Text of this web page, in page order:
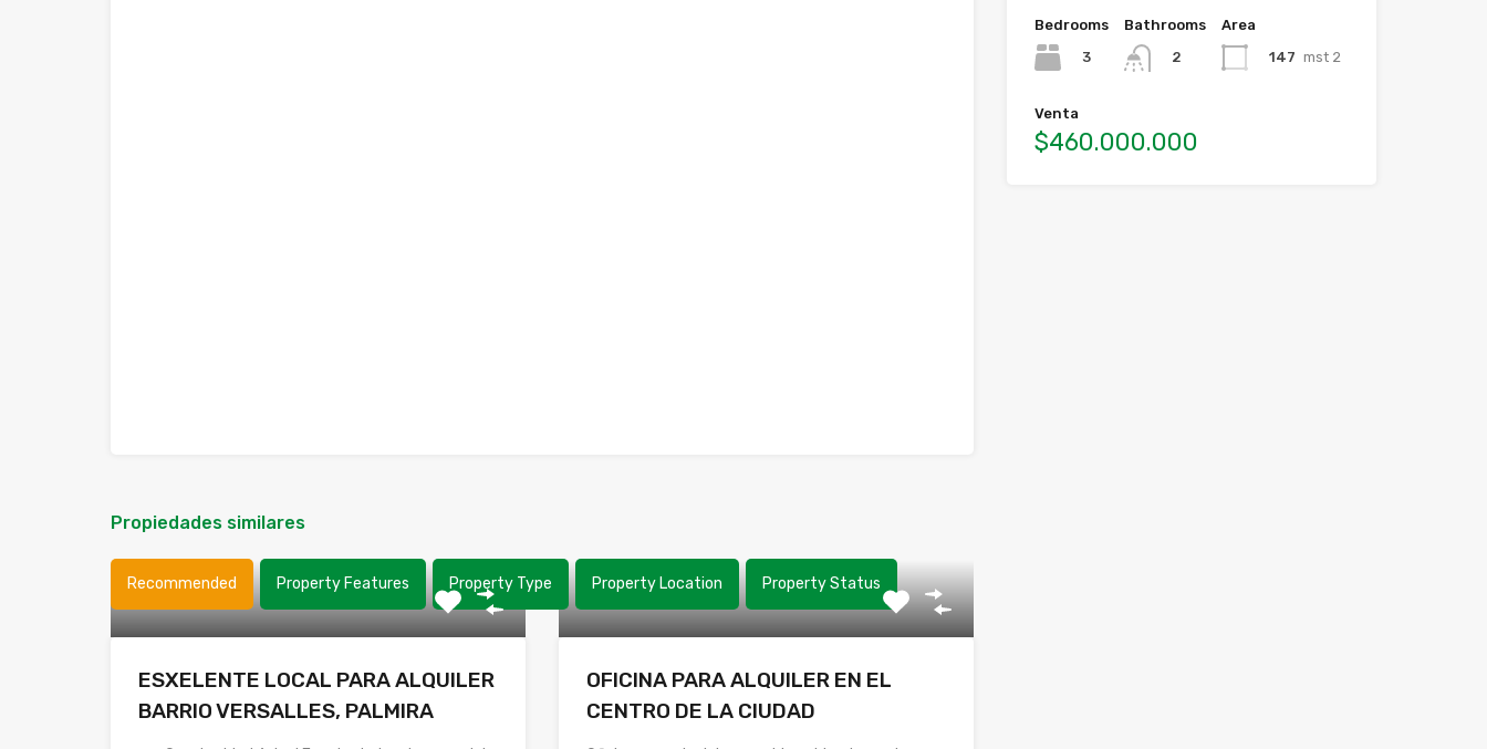
Propiedades similares
Recommended Property Features Property Type Property Location Property Status
ESXELENTE LOCAL PARA ALQUILER
BARRIO VERSALLES, PALMIRA
OFICINA PARA ALQUILER EN EL
CENTRO DE LA CIUDAD
Bedrooms
3
Bathrooms
2
Area
147 mst 2
Venta
$460.000.000